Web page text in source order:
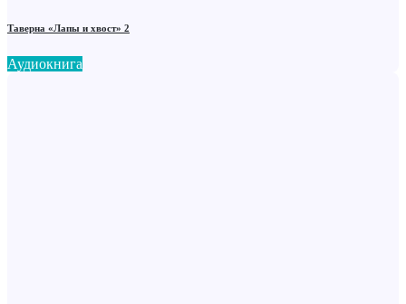
Таверна «Лапы и хвост» 2
Аудиокнига